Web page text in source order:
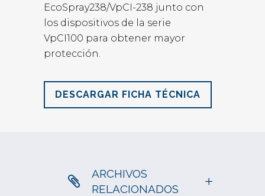
EcoSpray238/VpCI-238 junto con
los dispositivos de la serie
VpCI100 para obtener mayor
protección.
DESCARGAR FICHA TÉCNICA
ARCHIVOS
RELACIONADOS